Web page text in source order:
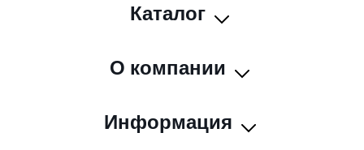
Каталог
О компании
Информация